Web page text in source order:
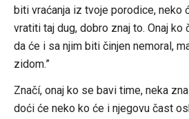
biti vraćanja iz tvoje porodice, neko
vratiti taj dug, dobro znaj to. Onaj ko
da će i sa njim biti činjen nemoral,
zidom.”
Značí, onaj ko se bavi time, neka
doći će neko ko će i njegovu čast